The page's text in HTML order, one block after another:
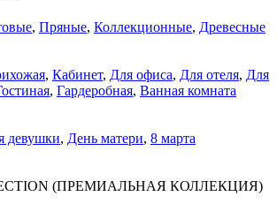
, Пряные, Коллекционные, Древесные
, Кабинет, Для офиса, Для отеля, Для
, Гардеробная, Ванная комната
девушки, День матери, 8 марта
(ПРЕМИАЛЬНАЯ КОЛЛЕКЦИЯ)